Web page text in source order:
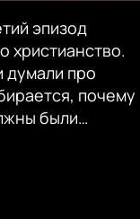
эпизод
христианство.
думали про
почему
были…